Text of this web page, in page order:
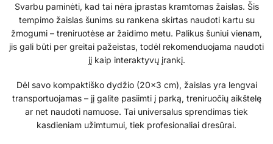
Svarbu paminėti, kad tai nėra įprastas kramtomas žaislas. Šis
tempimo žaislas šunims su rankena skirtas naudoti kartu su
žmogumi – treniruotėse ar žaidimo metu. Palikus šuniui vienam,
jis gali būti per greitai pažeistas, todėl rekomenduojama naudoti
jį kaip interaktyvų įrankį.
Dėl savo kompaktiško dydžio (20×3 cm), žaislas yra lengvai
transportuojamas – jį galite pasiimti į parką, treniruočių aikštelę
ar net naudoti namuose. Tai universalus sprendimas tiek
kasdieniam užimtumui, tiek profesionaliai dresūrai.